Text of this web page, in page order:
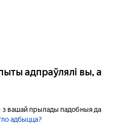
адпраўлялі вы, а
з вашай прылады падобныя да
адбыцца?